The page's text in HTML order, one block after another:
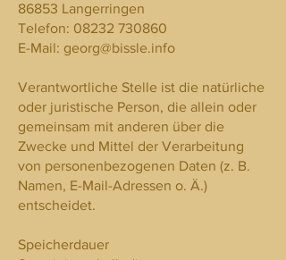
86853 Langerringen
Telefon: 08232 730860
E-Mail: georg@bissle.info
Verantwortliche Stelle ist die natürliche
oder juristische Person, die allein oder
gemeinsam mit anderen über die
Zwecke und Mittel der Verarbeitung
von personenbezogenen Daten (z. B.
Namen, E-Mail-Adressen o. Ä.)
entscheidet.
Speicherdauer